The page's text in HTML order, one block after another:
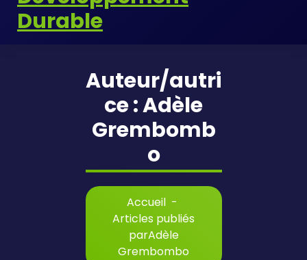
Auteur/autri
ce : Adèle
Grembomb
o
Accueil -
Articles publiés
parAdèle
Grembombo